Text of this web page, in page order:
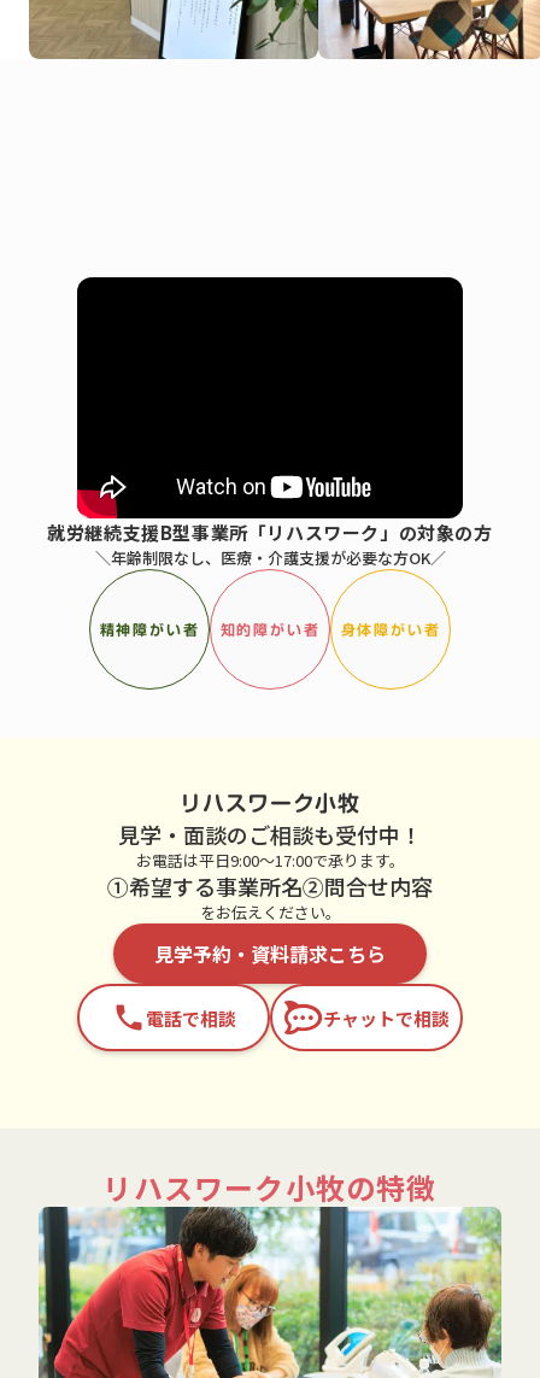
就労継続支援B型事業所「リハスワーク」の対象の方
＼年齢制限なし、医療・介護支援が必要な方OK／
精神障がい者 知的障がい者 身体障がい者
リハスワーク小牧
見学・面談のご相談も受付中！
をお伝えください。
①希望する事業所名②問合せ内容
お電話は平日9:00～17:00で承ります。
見学予約・資料請求こちら
phone電話で相談 チャットで相談
リハスワーク小牧の特徴